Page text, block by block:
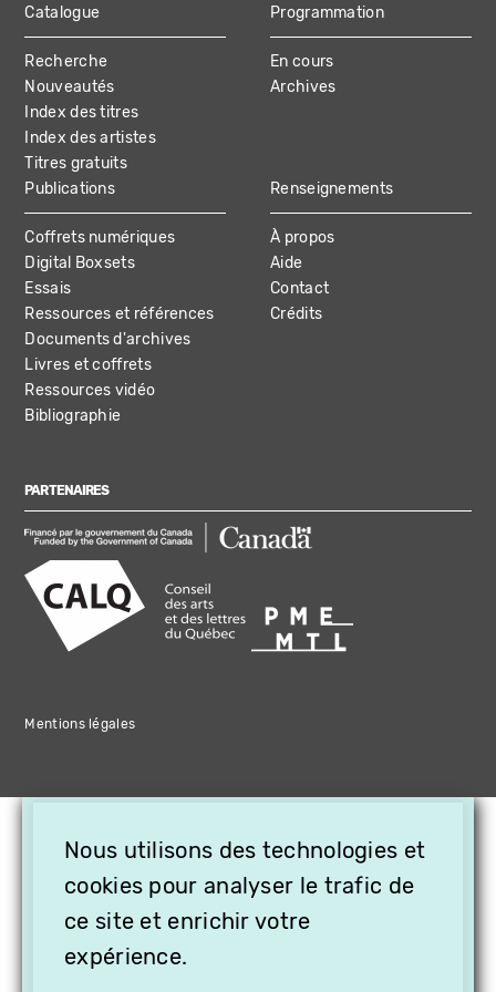
MAIN
NAVIGATION
Catalogue
Recherche
Nouveautés
Index des titres
Index des artistes
Titres gratuits
Programmation
En cours
Archives
Publications
Coffrets numériques
Digital Boxsets
Essais
Ressources et références
Documents d'archives
Livres et coffrets
Ressources vidéo
Bibliographie
Renseignements
À propos
Aide
Contact
Crédits
PARTENAIRES
Mentions légales
Nous utilisons des technologies et
cookies pour analyser le trafic de
ce site et enrichir votre
expérience.
OFFREZ LA VIDÉO EN
CADEAU, ABONNEZ VOS
PROCHES À VITHÈQUE !